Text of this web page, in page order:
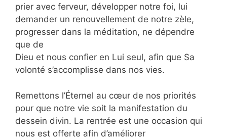
prier avec ferveur, développer notre foi, lui
demander un renouvellement de notre zèle,
progresser dans la méditation, ne dépendre
que de
Dieu et nous confier en Lui seul, afin que Sa
volonté s’accomplisse dans nos vies.
Remettons l’Éternel au cœur de nos priorités
pour que notre vie soit la manifestation du
dessein divin. La rentrée est une occasion qui
nous est offerte afin d’améliorer